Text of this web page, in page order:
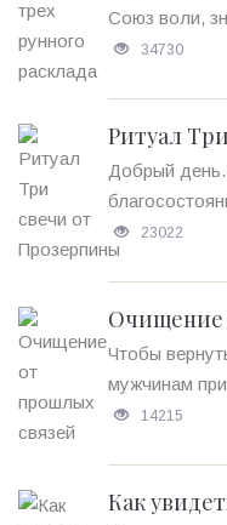
Союз воли,
34730
Ритуал
Добрый день.
23022
Очищение
Чтобы
мужчинам
14215
Как